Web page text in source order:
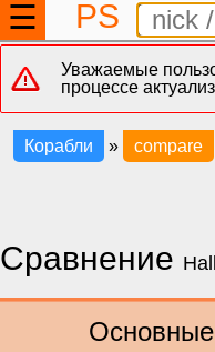
☰ PS
Уважаемые
процессе
Корабли » compare
Сравнение